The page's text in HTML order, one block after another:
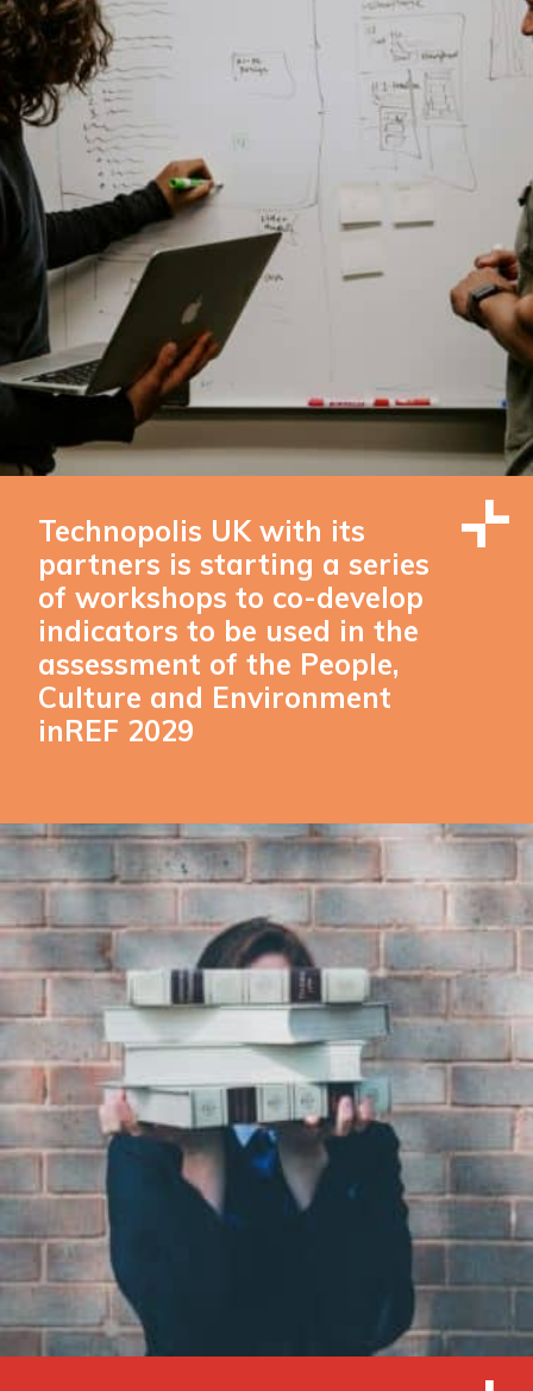
Technopolis UK with its
partners is starting a series
of workshops to co-develop
indicators to be used in the
assessment of the People,
Culture and Environment
inREF 2029